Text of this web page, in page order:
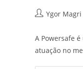
Ygor Magri
A Powersafe
atuação no